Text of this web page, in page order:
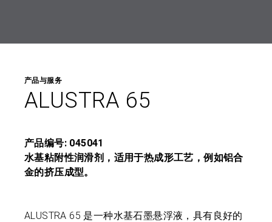
产品与服务
ALUSTRA 65
产品编号: 045041
水基粘附性润滑剂，适用于热成形工艺，例如铝合
金的挤压成型。
ALUSTRA 65 是一种水基石墨悬浮液，具有良好的